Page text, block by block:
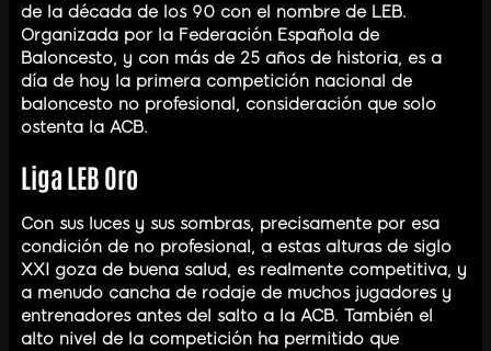
de la década de los 90 con el nombre de LEB.
Organizada por la Federación Española de
Baloncesto, y con más de 25 años de historia, es a
día de hoy la primera competición nacional de
baloncesto no profesional, consideración que solo
ostenta la ACB.
Liga LEB Oro
Con sus luces y sus sombras, precisamente por esa
condición de no profesional, a estas alturas de siglo
XXI goza de buena salud, es realmente competitiva, y
a menudo cancha de rodaje de muchos jugadores y
entrenadores antes del salto a la ACB. También el
alto nivel de la competición ha permitido que